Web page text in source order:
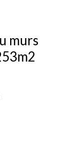
murs